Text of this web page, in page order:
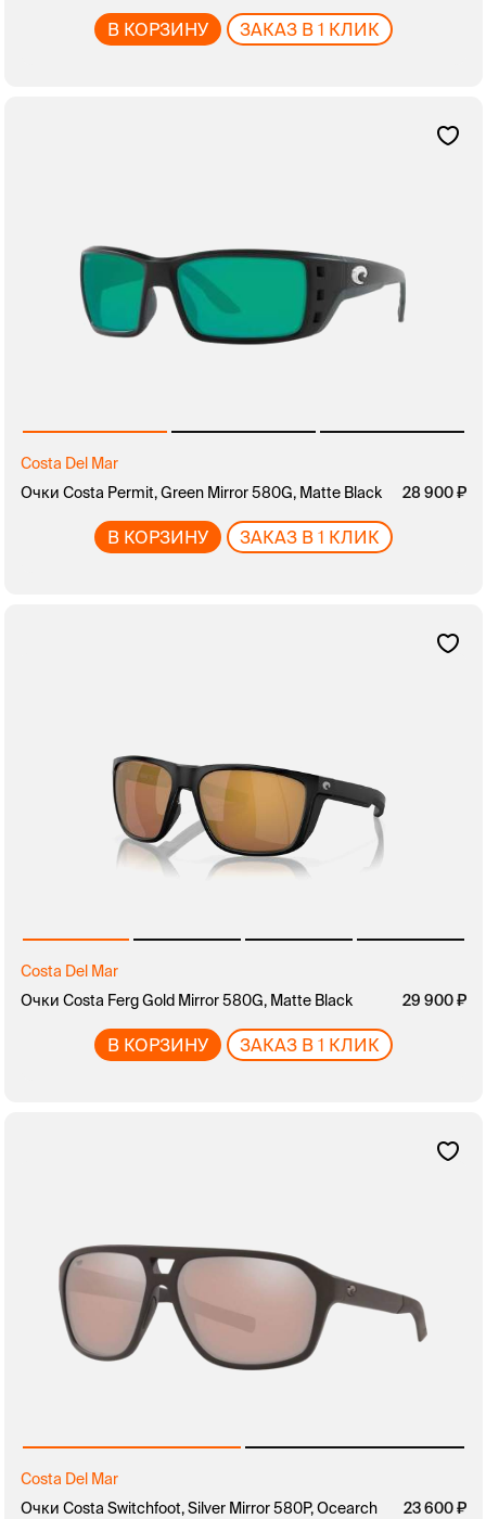
В КОРЗИНУ ЗАКАЗ В 1 КЛИК
Costa Del Mar
Очки Costa Permit, Green Mirror 580G, Matte Black
28 900
В КОРЗИНУ ЗАКАЗ В 1 КЛИК
Costa Del Mar
Очки Costa Ferg Gold Mirror 580G, Matte Black
29 900
В КОРЗИНУ ЗАКАЗ В 1 КЛИК
Costa Del Mar
Очки Costa Switchfoot, Silver Mirror 580P, Ocearch
23 600